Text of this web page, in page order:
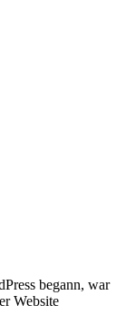
begann, ‍war
Website